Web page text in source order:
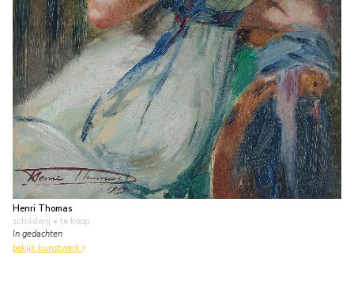
Henri Thomas
schilderij • te koop
In gedachten
bekijk kunstwerk